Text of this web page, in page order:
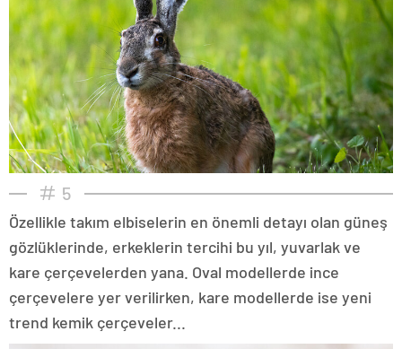
5
Özellikle takım elbiselerin en önemli detayı olan güneş
gözlüklerinde, erkeklerin tercihi bu yıl, yuvarlak ve
kare çerçevelerden yana. Oval modellerde ince
çerçevelere yer verilirken, kare modellerde ise yeni
trend kemik çerçeveler...